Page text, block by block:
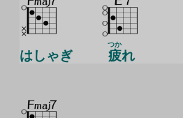
はしゃぎ 疲
つか
れ